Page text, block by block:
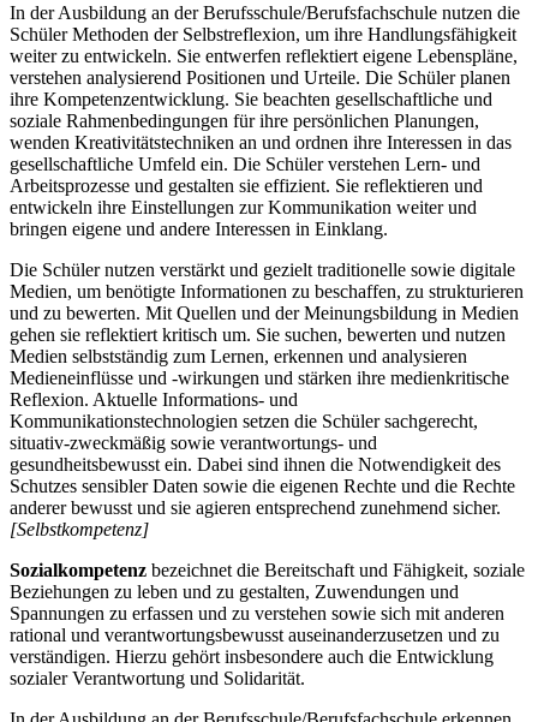
In der Ausbildung an der Berufsschule/Berufsfachschule nutzen die
Schüler Methoden der Selbstreflexion, um ihre Handlungsfähigkeit
weiter zu entwickeln. Sie entwerfen reflektiert eigene Lebenspläne,
verstehen analysierend Positionen und Urteile. Die Schüler planen
ihre Kompetenzentwicklung. Sie beachten gesellschaftliche und
soziale Rahmenbedingungen für ihre persönlichen Planungen,
wenden Kreativitätstechniken an und ordnen ihre Interessen in das
gesellschaftliche Umfeld ein. Die Schüler verstehen Lern- und
Arbeitsprozesse und gestalten sie effizient. Sie reflektieren und
entwickeln ihre Einstellungen zur Kommunikation weiter und
bringen eigene und andere Interessen in Einklang.
Die Schüler nutzen verstärkt und gezielt traditionelle sowie digitale
Medien, um benötigte Informationen zu beschaffen, zu strukturieren
und zu bewerten. Mit Quellen und der Meinungsbildung in Medien
gehen sie reflektiert kritisch um. Sie suchen, bewerten und nutzen
Medien selbstständig zum Lernen, erkennen und analysieren
Medieneinflüsse und -wirkungen und stärken ihre medienkritische
Reflexion. Aktuelle Informations- und
Kommunikationstechnologien setzen die Schüler sachgerecht,
situativ-zweckmäßig sowie verantwortungs- und
gesundheitsbewusst ein. Dabei sind ihnen die Notwendigkeit des
Schutzes sensibler Daten sowie die eigenen Rechte und die Rechte
anderer bewusst und sie agieren entsprechend zunehmend sicher.
[Selbstkompetenz]
Sozialkompetenz bezeichnet die Bereitschaft und Fähigkeit, soziale
Beziehungen zu leben und zu gestalten, Zuwendungen und
Spannungen zu erfassen und zu verstehen sowie sich mit anderen
rational und verantwortungsbewusst auseinanderzusetzen und zu
verständigen. Hierzu gehört insbesondere auch die Entwicklung
sozialer Verantwortung und Solidarität.